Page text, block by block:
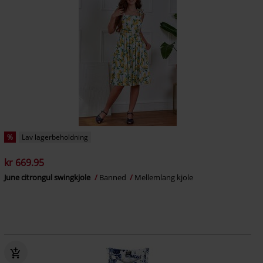
% Lav lagerbeholdning
kr 669.95
June citrongul swingkjole Banned Mellemlang kjole